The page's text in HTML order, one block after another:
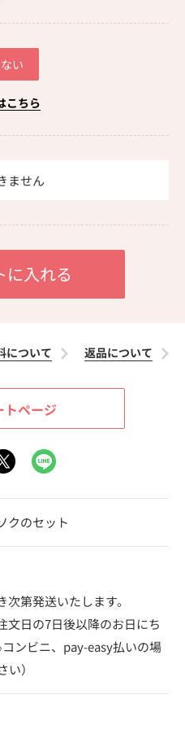
い
こちら
ません
について 返品について
トページ
クのセット
第発送いたします。
文日の7日後以降のお日にち
ンビニ、pay-easy払いの場
）